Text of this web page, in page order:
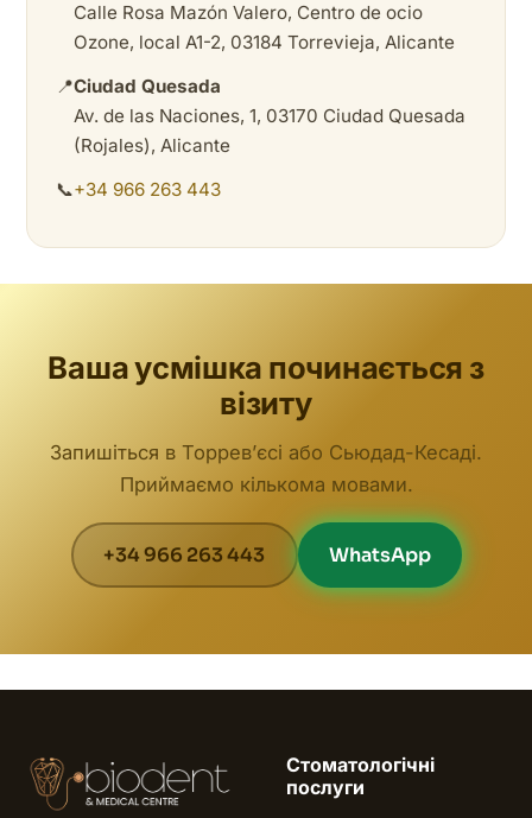
Calle Rosa Mazón Valero, Centro de ocio
Ozone, local A1-2, 03184 Torrevieja, Alicante
📍Ciudad Quesada
Av. de las Naciones, 1, 03170 Ciudad Quesada
(Rojales), Alicante
📞+34 966 263 443
Ваша усмішка починається з
візиту
Запишіться в Торревʼєсі або Сьюдад-Кесаді.
Приймаємо кількома мовами.
+34 966 263 443 WhatsApp
Стоматологічні
послуги